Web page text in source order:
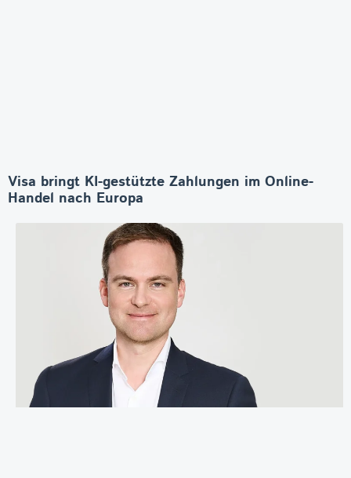
Visa bringt KI-gestützte Zahlungen im Online-
Handel nach Europa